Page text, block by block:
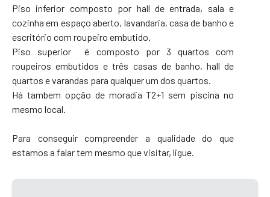
Piso inferior composto por hall de entrada, sala e
cozinha em espaço aberto, lavandaria, casa de banho e
escritório com roupeiro embutido.
Piso superior é composto por 3 quartos com
roupeiros embutidos e três casas de banho, hall de
quartos e varandas para qualquer um dos quartos.
Há tambem opção de moradia T2+1 sem piscina no
mesmo local.
Para conseguir compreender a qualidade do que
estamos a falar tem mesmo que visitar, ligue.